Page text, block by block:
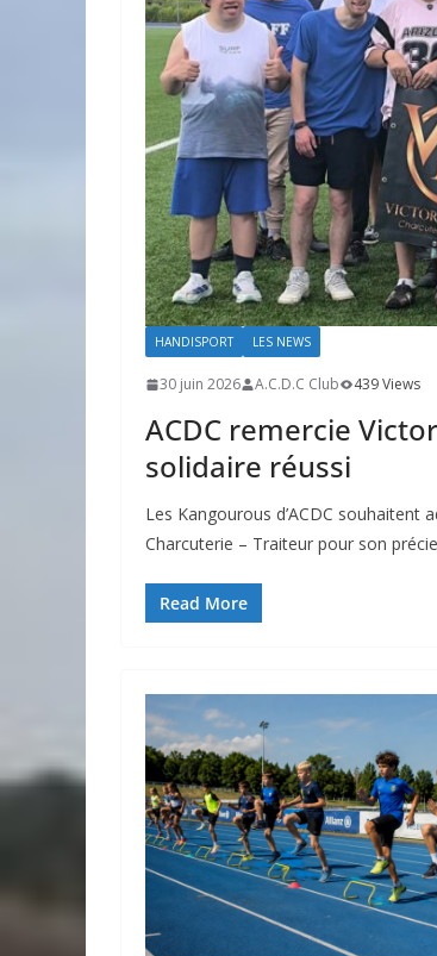
HANDISPORT LES NEWS
30 juin 2026 A.C.D.C Club 439 Views
ACDC remercie
solidaire réussi
Les Kangourous d’ACDC souhaitent
Charcuterie – Traiteur pour son
Read More